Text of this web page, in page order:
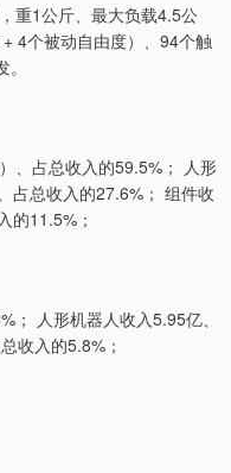
重1公斤、最大负载4.5公
4个被动自由度）、94个触
、占总收入的59.5%； 人形
占总收入的27.6%； 组件收
的11.5%；
； 人形机器人收入5.95亿、
收入的5.8%；